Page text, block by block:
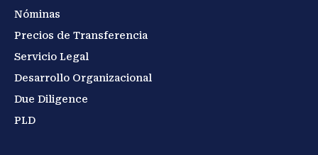
Nóminas
Precios de Transferencia
Servicio Legal
Desarrollo Organizacional
Due Diligence
PLD